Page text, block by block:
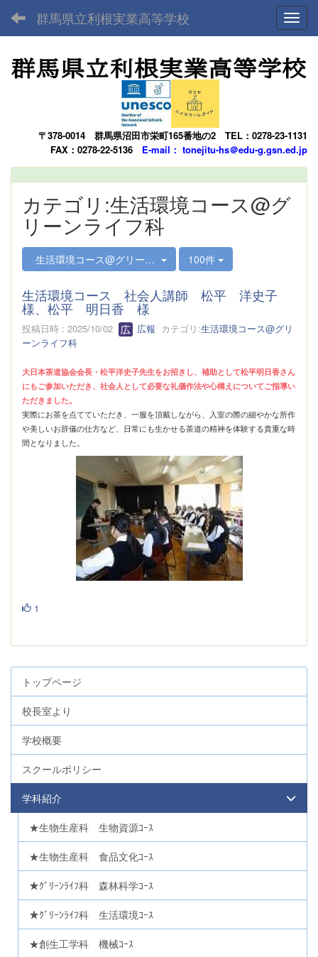
群馬県立利根実業高等学校
〒378-0014 群馬県沼田市栄町165番地の2 TEL：0278-23-1131
FAX：0278-22-5136 E-mail： tonejitu-hs＠edu-g.gsn.ed.jp
カテゴリ:生活環境コース@グ
リーンライフ科
生活環境コース@グリーンライフ科100件
生活環境コース 社会人講師 松平 洋史子
様、松平 明日香 様
投稿日時 : 2025/10/02 広報 カテゴリ:生活環境コース@グリ
ーンライフ科
大日本茶道協会会長・松平洋史子先生をお招きし、補助として松平明日香さん
にもご参加いただき、社会人として必要な礼儀作法や心構えについてご指導い
ただきました。
実際にお茶を点てていただき、一服を頂戴しながら、入室の際の細やかな所作
や美しいお辞儀の仕方など、日常にも生かせる茶道の精神を体験する貴重な時
間となりました。
1
トップページ
校長室より
学校概要
スクールポリシー
学科紹介
★生物生産科 生物資源ｺｰｽ
★生物生産科 食品文化ｺｰｽ
★ｸﾞﾘｰﾝﾗｲﾌ科 森林科学ｺｰｽ
★ｸﾞﾘｰﾝﾗｲﾌ科 生活環境ｺｰｽ
★創生工学科 機械ｺｰｽ